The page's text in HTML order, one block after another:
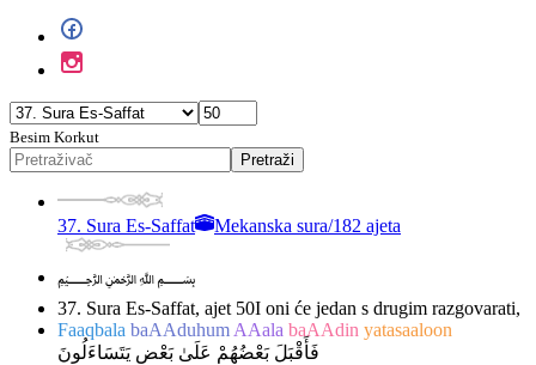
Besim Korkut
Pretraži
37. Sura Es-Saffat Mekanska sura/182 ajeta
﷽
37. Sura Es-Saffat, ajet 50I oni će jedan s drugim razgovarati,
Faaqbala baAAduhum AAala baAAdin yatasaaloon
فَأَقْبَلَ بَعْضُهُمْ عَلَىٰ بَعْضٍ يَتَسَاءَلُونَ